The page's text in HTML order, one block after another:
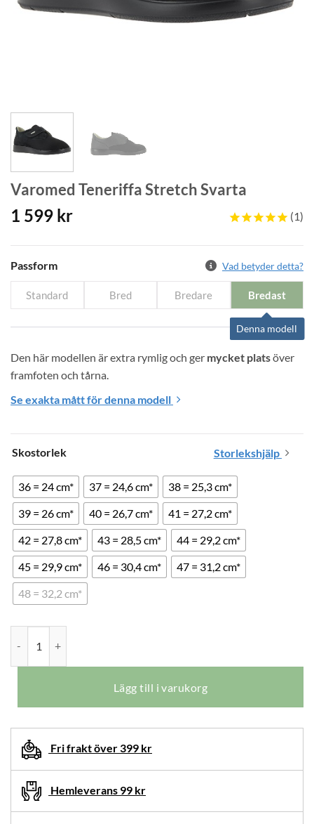
Varomed Teneriffa Stretch Svarta
1
1 599 kr
Passform Vad betyder detta?
Standard Bred Bredare Bredast
Denna modell
Den här modellen är extra rymlig och ger mycket plats över
framfoten och tårna.
Se exakta mått för denna modell
Skostorlek Storlekshjälp
36 = 24 cm* 37 = 24,6 cm*
38 = 25,3 cm*
39 = 26 cm*
40 = 26,7 cm*
41 = 27,2 cm*
42 = 27,8 cm*
43 = 28,5 cm*
44 = 29,2 cm*
45 = 29,9 cm*
46 = 30,4 cm*
47 = 31,2 cm*
48 = 32,2 cm*
Ditt
val
har
du
lägger
denna
produkt
Lägg till i varukorg
Fri frakt över 399 kr
Hemleverans 99 kr